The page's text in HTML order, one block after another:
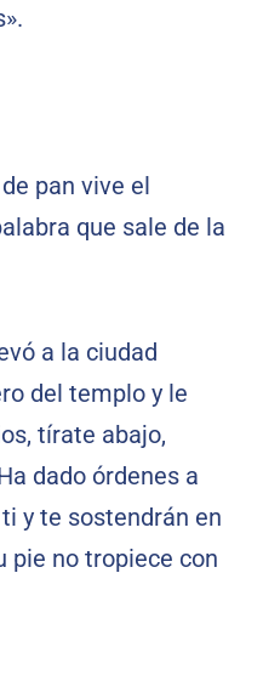
pan vive el
que sale de la
a la ciudad
del templo y le
tírate abajo,
dado órdenes a
y te sostendrán en
pie no tropiece con